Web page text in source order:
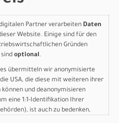
X 2.0
Partner verarbeiten Daten
Website. Einige sind für den
Gründen
optional.
übermitteln wir anonymisierte
USA, die diese mit weiteren ihrer
und deanonymisieren
eine 1:1-Identifikation Ihrer
ist auch zu bedenken,